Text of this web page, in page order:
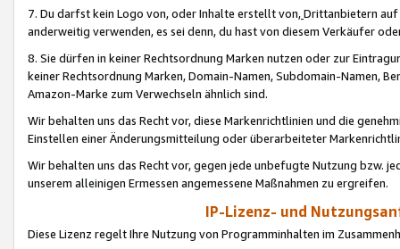
7. Du darfst kein Logo von, oder Inhalte erstellt von,Drittanbietern auf
anderweitig verwenden, es sei denn, du hast von diesem Verkäufer
8. Sie dürfen in keiner Rechtsordnung Marken nutzen oder zur
keiner Rechtsordnung Marken, Domain-Namen, Subdomain-Namen,
Amazon-Marke zum Verwechseln ähnlich sind.
Wir behalten uns das Recht vor, diese Markenrichtlinien und die
Einstellen einer Änderungsmitteilung oder überarbeiteter
Wir behalten uns das Recht vor, gegen jede unbefugte Nutzung bzw.
unserem alleinigen Ermessen angemessene Maßnahmen zu ergreifen.
IP-Lizenz- und
Diese Lizenz regelt Ihre Nutzung von Programminhalten im